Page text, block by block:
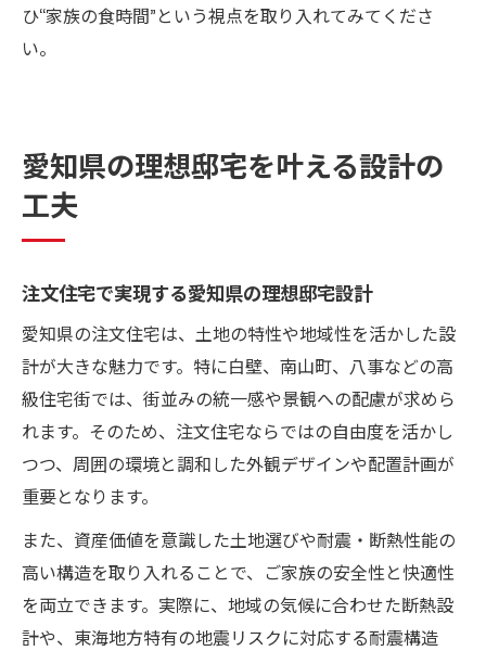
ひ“家族の食時間”という視点を取り入れてみてくださ
い。
愛知県の理想邸宅を叶える設計の
工夫
注文住宅で実現する愛知県の理想邸宅設計
愛知県の注文住宅は、土地の特性や地域性を活かした設
計が大きな魅力です。特に白壁、南山町、八事などの高
級住宅街では、街並みの統一感や景観への配慮が求めら
れます。そのため、注文住宅ならではの自由度を活かし
つつ、周囲の環境と調和した外観デザインや配置計画が
重要となります。
また、資産価値を意識した土地選びや耐震・断熱性能の
高い構造を取り入れることで、ご家族の安全性と快適性
を両立できます。実際に、地域の気候に合わせた断熱設
計や、東海地方特有の地震リスクに対応する耐震構造